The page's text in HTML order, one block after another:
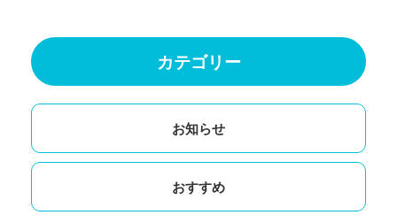
カテゴリー
お知らせ
おすすめ